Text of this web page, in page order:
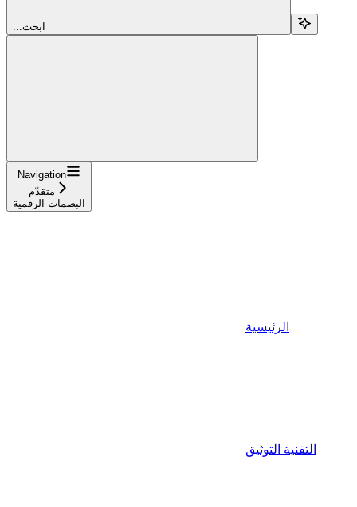
...ابحث
Navigation
متقدّم
البصمات الرقمية
الرئيسية
التقنية التوثيق